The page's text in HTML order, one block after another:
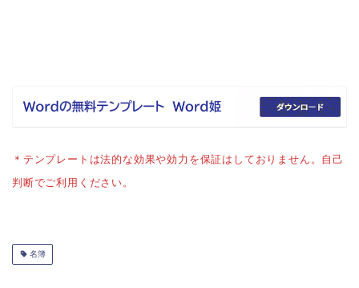
＊テンプレートは法的な効果や効力を保証はしておりません。自己
判断でご利用ください。
名簿